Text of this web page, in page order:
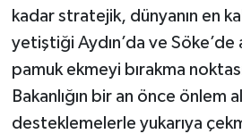
kadar stratejik, dünyanın en
yetiştiği Aydın’da ve Söke’de
pamuk ekmeyi bırakma
Bakanlığın bir an önce önlem
desteklemelerle yukarıya